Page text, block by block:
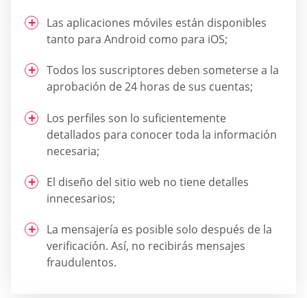
Las aplicaciones móviles están disponibles
tanto para Android como para iOS;
Todos los suscriptores deben someterse a la
aprobación de 24 horas de sus cuentas;
Los perfiles son lo suficientemente
detallados para conocer toda la información
necesaria;
El diseño del sitio web no tiene detalles
innecesarios;
La mensajería es posible solo después de la
verificación. Así, no recibirás mensajes
fraudulentos.